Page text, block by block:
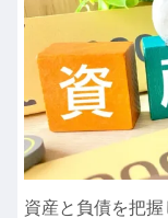
資産と負債を把握